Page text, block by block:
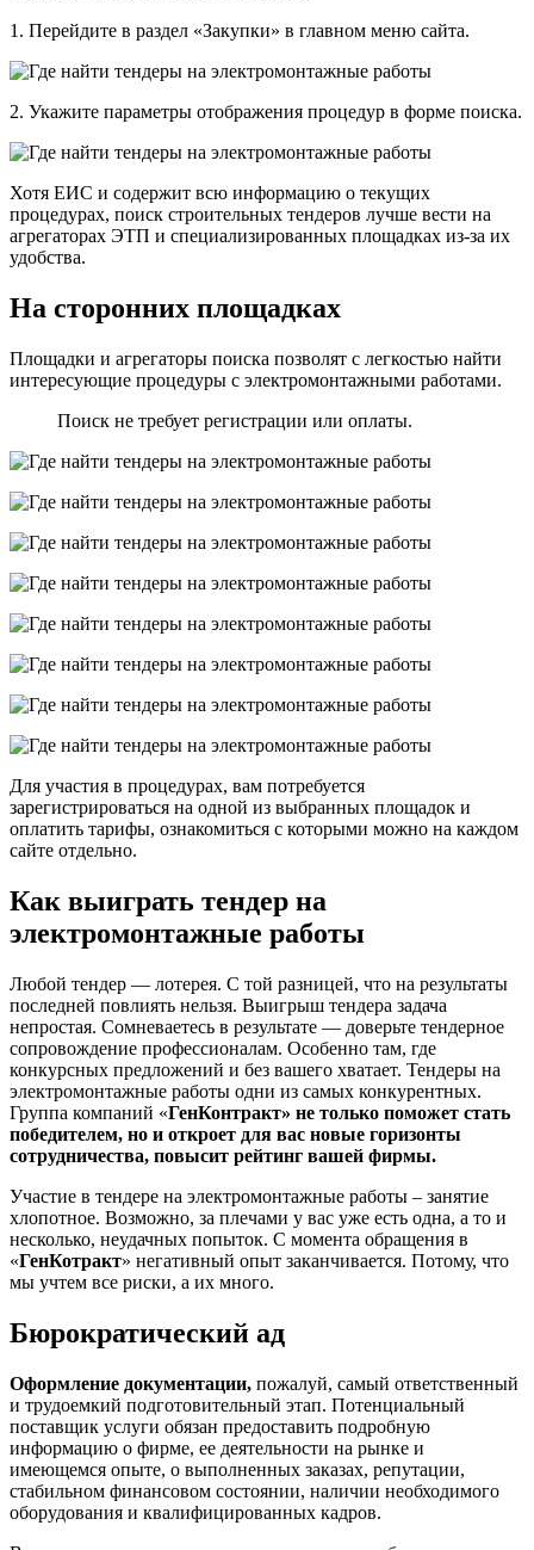
1. Перейдите в раздел «Закупки» в главном меню сайта.
2. Укажите параметры отображения процедур в форме поиска.
Хотя ЕИС и содержит всю информацию о текущих
процедурах, поиск строительных тендеров лучше вести на
агрегаторах ЭТП и специализированных площадках из-за их
удобства.
На сторонних площадках
Площадки и агрегаторы поиска позволят с легкостью найти
интересующие процедуры с электромонтажными работами.
Поиск не требует регистрации или оплаты.
Для участия в процедурах, вам потребуется
зарегистрироваться на одной из выбранных площадок и
оплатить тарифы, ознакомиться с которыми можно на каждом
сайте отдельно.
Как выиграть тендер на
электромонтажные работы
Любой тендер — лотерея. С той разницей, что на результаты
последней повлиять нельзя. Выигрыш тендера задача
непростая. Сомневаетесь в результате — доверьте тендерное
сопровождение профессионалам. Особенно там, где
конкурсных предложений и без вашего хватает. Тендеры на
электромонтажные работы одни из самых конкурентных.
Группа компаний «ГенКонтракт» не только поможет стать
победителем, но и откроет для вас новые горизонты
сотрудничества, повысит рейтинг вашей фирмы.
Участие в тендере на электромонтажные работы – занятие
хлопотное. Возможно, за плечами у вас уже есть одна, а то и
несколько, неудачных попыток. С момента обращения в
«ГенКотракт» негативный опыт заканчивается. Потому, что
мы учтем все риски, а их много.
Бюрократический ад
Оформление документации, пожалуй, самый ответственный
и трудоемкий подготовительный этап. Потенциальный
поставщик услуги обязан предоставить подробную
информацию о фирме, ее деятельности на рынке и
имеющемся опыте, о выполненных заказах, репутации,
стабильном финансовом состоянии, наличии необходимого
оборудования и квалифицированных кадров.